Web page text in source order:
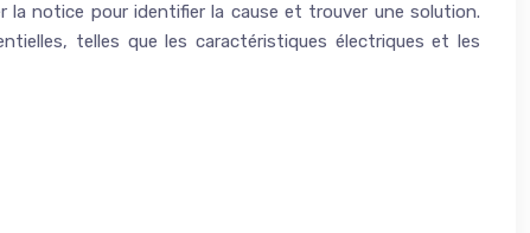
la notice pour identifier la cause et trouver une solution.
telles que les caractéristiques électriques et les